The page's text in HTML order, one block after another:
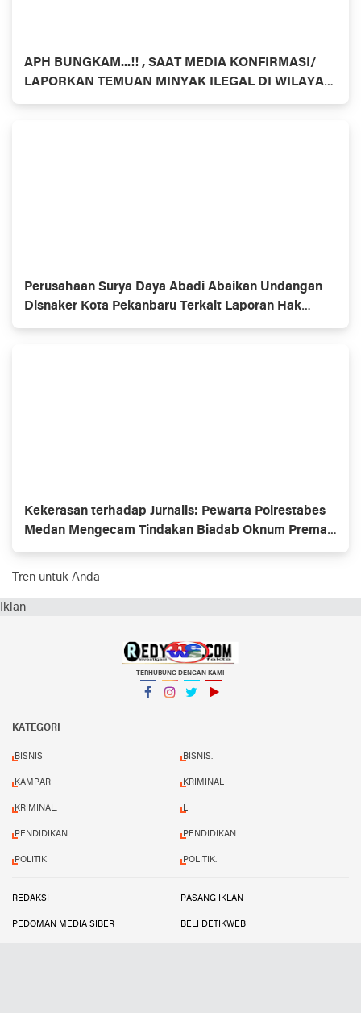
APH BUNGKAM...!! , SAAT MEDIA KONFIRMASI/
LAPORKAN TEMUAN MINYAK ILEGAL DI WILAYAH
HUKUM INHU- RIAU BEROPERASI SETIAP HARI
Perusahaan Surya Daya Abadi Abaikan Undangan
Disnaker Kota Pekanbaru Terkait Laporan Hak
Buruh
Kekerasan terhadap Jurnalis: Pewarta Polrestabes
Medan Mengecam Tindakan Biadab Oknum Preman
Berkedok OKP
Tren untuk Anda
Iklan
TERHUBUNG DENGAN KAMI
KATEGORI
BISNIS BISNIS.
KAMPAR KRIMINAL
KRIMINAL. L
PENDIDIKAN PENDIDIKAN.
POLITIK POLITIK.
REDAKSI PASANG IKLAN
PEDOMAN MEDIA SIBER BELI DETIKWEB